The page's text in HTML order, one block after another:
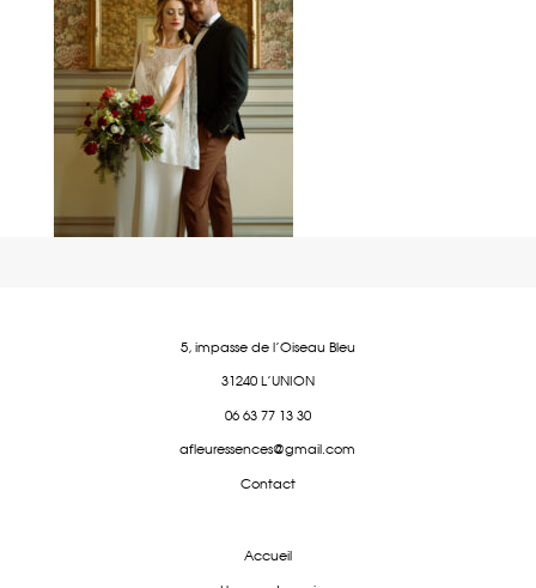
5, impasse de l'Oiseau Bleu
31240 L'UNION
06 63 77 13 30
afleuressences@gmail.com
Contact
Accueil